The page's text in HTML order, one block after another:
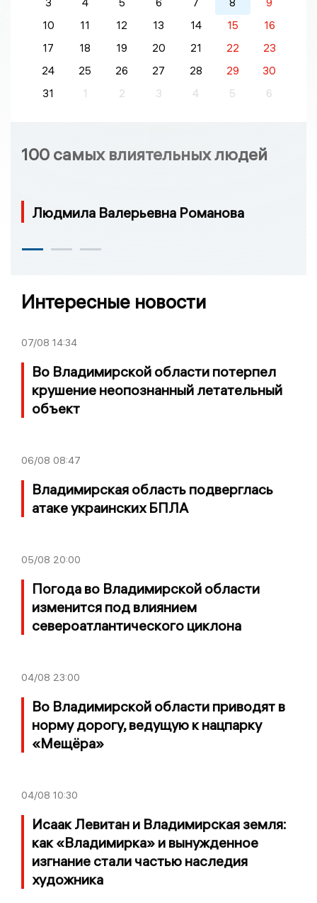
10
11 12 13 14 15
16
17
18 19 20 21 22
23
24
25 26 27 28 29
30
31
1 2 3 4 5 6
100 самых влиятельных людей
Людмила Валерьевна Романова
Интересные новости
07/08 14:34
Во Владимирской области потерпел
крушение неопознанный летательный
объект
06/08 08:47
Владимирская область подверглась
атаке украинских БПЛА
05/08 20:00
Погода во Владимирской области
изменится под влиянием
североатлантического циклона
04/08 23:00
Во Владимирской области приводят в
норму дорогу, ведущую к нацпарку
«Мещёра»
04/08 10:30
Исаак Левитан и Владимирская земля:
как «Владимирка» и вынужденное
изгнание стали частью наследия
художника